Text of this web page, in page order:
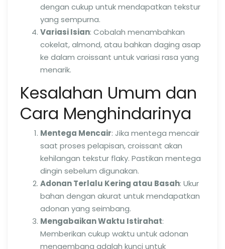
dengan cukup untuk mendapatkan tekstur
yang sempurna.
Variasi Isian: Cobalah menambahkan
cokelat, almond, atau bahkan daging asap
ke dalam croissant untuk variasi rasa yang
menarik.
Kesalahan Umum dan
Cara Menghindarinya
Mentega Mencair: Jika mentega mencair
saat proses pelapisan, croissant akan
kehilangan tekstur flaky. Pastikan mentega
dingin sebelum digunakan.
Adonan Terlalu Kering atau Basah: Ukur
bahan dengan akurat untuk mendapatkan
adonan yang seimbang.
Mengabaikan Waktu Istirahat:
Memberikan cukup waktu untuk adonan
mengembang adalah kunci untuk